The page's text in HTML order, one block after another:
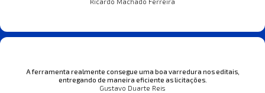
A ferramenta realmente consegue uma boa varredura nos editais,
entregando de maneira eficiente as licitações.
Gustavo Duarte Reis